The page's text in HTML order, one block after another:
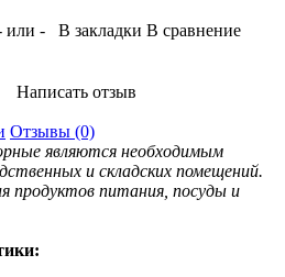
или - В закладки В сравнение
Написать отзыв
Отзывы (0)
являются необходимым
и складских помещений.
продуктов питания, посуды и